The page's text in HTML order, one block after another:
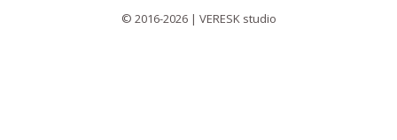
© 2016-2026 | VERESK studio